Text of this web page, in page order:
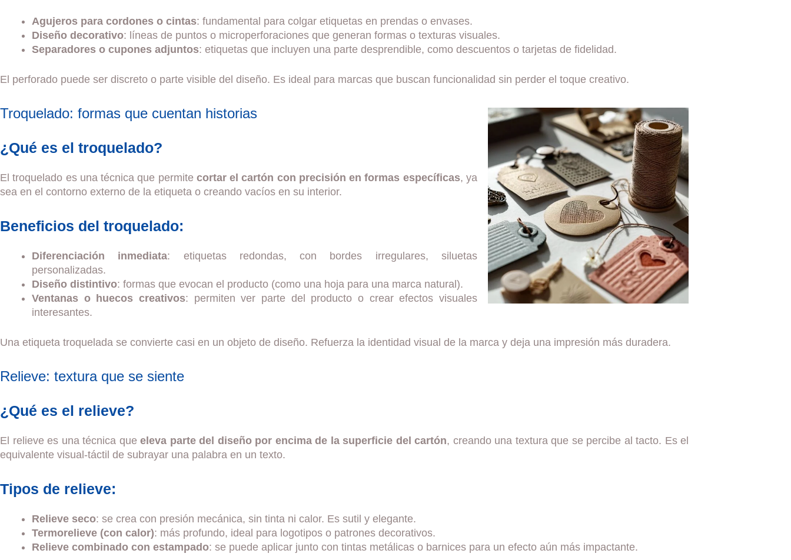
Agujeros para cordones o cintas: fundamental para colgar etiquetas en prendas o envases.
Diseño decorativo: líneas de puntos o microperforaciones que generan formas o texturas visuales.
Separadores o cupones adjuntos: etiquetas que incluyen una parte desprendible, como descuentos o tarjetas de fidelidad.
El perforado puede ser discreto o parte visible del diseño. Es ideal para marcas que buscan funcionalidad sin perder el toque creativo.
Troquelado: formas que cuentan historias
¿Qué es el troquelado?
El troquelado es una técnica que permite cortar el cartón con precisión en formas específicas, ya
sea en el contorno externo de la etiqueta o creando vacíos en su interior.
Beneficios del troquelado:
Diferenciación inmediata: etiquetas redondas, con bordes irregulares, siluetas
personalizadas.
Diseño distintivo: formas que evocan el producto (como una hoja para una marca natural).
Ventanas o huecos creativos: permiten ver parte del producto o crear efectos visuales
interesantes.
Una etiqueta troquelada se convierte casi en un objeto de diseño. Refuerza la identidad visual de la marca y deja una impresión más duradera.
Relieve: textura que se siente
¿Qué es el relieve?
El relieve es una técnica que eleva parte del diseño por encima de la superficie del cartón, creando una textura que se percibe al tacto. Es el
equivalente visual-táctil de subrayar una palabra en un texto.
Tipos de relieve:
Relieve seco: se crea con presión mecánica, sin tinta ni calor. Es sutil y elegante.
Termorelieve (con calor): más profundo, ideal para logotipos o patrones decorativos.
Relieve combinado con estampado: se puede aplicar junto con tintas metálicas o barnices para un efecto aún más impactante.